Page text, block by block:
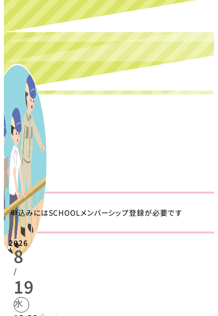
申込みにはSCHOOLメンバーシップ登録が必要です
2026
8
/
19
水